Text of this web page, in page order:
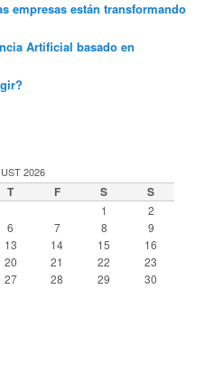
empresas están transformando
Artificial basado en
2026
T F S S
1
2
6 7 8
9
13 14 15
16
20 21 22
23
27 28 29
30